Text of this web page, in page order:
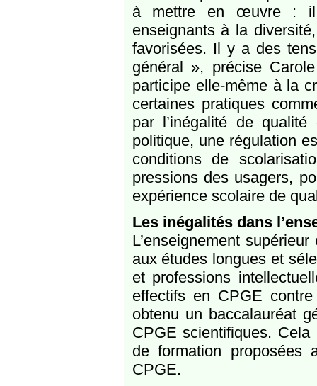
à mettre en œuvre : il
enseignants à la
favorisées. Il y a des
général », précise
participe elle-même à la
certaines pratiques
par l’inégalité de
politique, une régulation
conditions de
pressions des usagers,
expérience scolaire de
Les inégalités dans
L’enseignement
aux études longues et
et professions
effectifs en CPGE
obtenu un baccalauréat
CPGE scientifiques.
de formation proposées
CPGE.